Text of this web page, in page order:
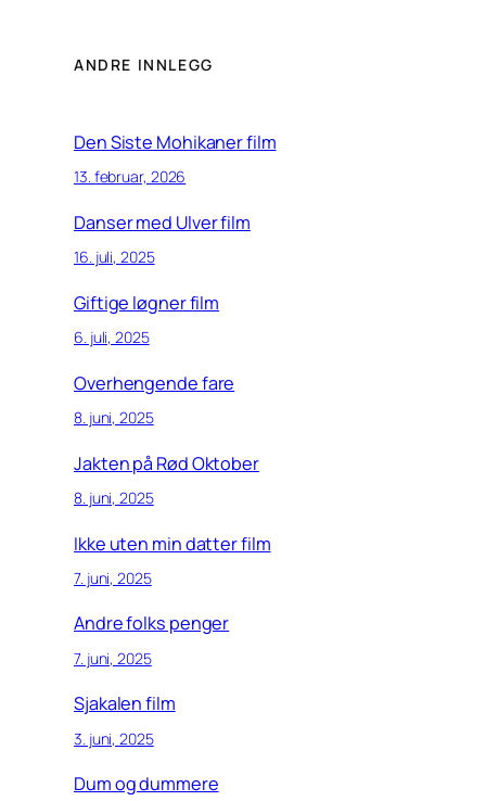
ANDRE INNLEGG
Den Siste Mohikaner film
13. februar, 2026
Danser med Ulver film
16. juli, 2025
Giftige løgner film
6. juli, 2025
Overhengende fare
8. juni, 2025
Jakten på Rød Oktober
8. juni, 2025
Ikke uten min datter film
7. juni, 2025
Andre folks penger
7. juni, 2025
Sjakalen film
3. juni, 2025
Dum og dummere